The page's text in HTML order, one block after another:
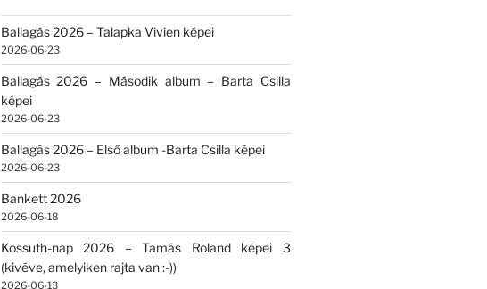
Ballagás 2026 – Talapka Vivien képei
2026-06-23
Ballagás 2026 – Második album – Barta Csilla
képei
2026-06-23
Ballagás 2026 – Első album -Barta Csilla képei
2026-06-23
Bankett 2026
2026-06-18
Kossuth-nap 2026 – Tamás Roland képei 3
(kivéve, amelyiken rajta van :-))
2026-06-13